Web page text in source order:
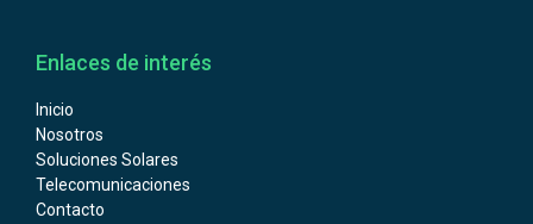
Enlaces de interés
Inicio
Nosotros
Soluciones Solares
Telecomunicaciones
Contacto